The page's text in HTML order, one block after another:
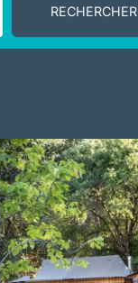
RECHERCHER